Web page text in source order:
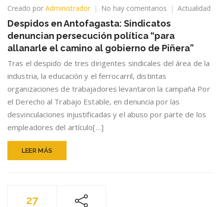
Creado por Administrador No hay comentarios
en
en
Antofagasta:
Sindicatos
persecución
“para
allanarle
el
camino
Actualidad
Despidos en Antofagasta: Sindicatos
denuncian persecución política “para
allanarle el camino al gobierno de Piñera”
Tras el despido de tres dirigentes sindicales del área de la
industria, la educación y el ferrocarril, distintas
organizaciones de trabajadores levantaron la campaña Por
el Derecho al Trabajo Estable, en denuncia por las
desvinculaciones injustificadas y el abuso por parte de los
empleadores del artículo[…]
LEER MÁS
27